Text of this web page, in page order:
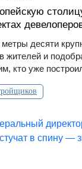
десяти
жителей и
кто уже